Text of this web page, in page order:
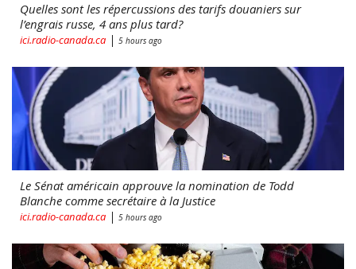
Quelles sont les répercussions des tarifs douaniers sur
l’engrais russe, 4 ans plus tard?
ici.radio-canada.ca | 5 hours ago
Le Sénat américain approuve la nomination de Todd
Blanche comme secrétaire à la Justice
ici.radio-canada.ca | 5 hours ago